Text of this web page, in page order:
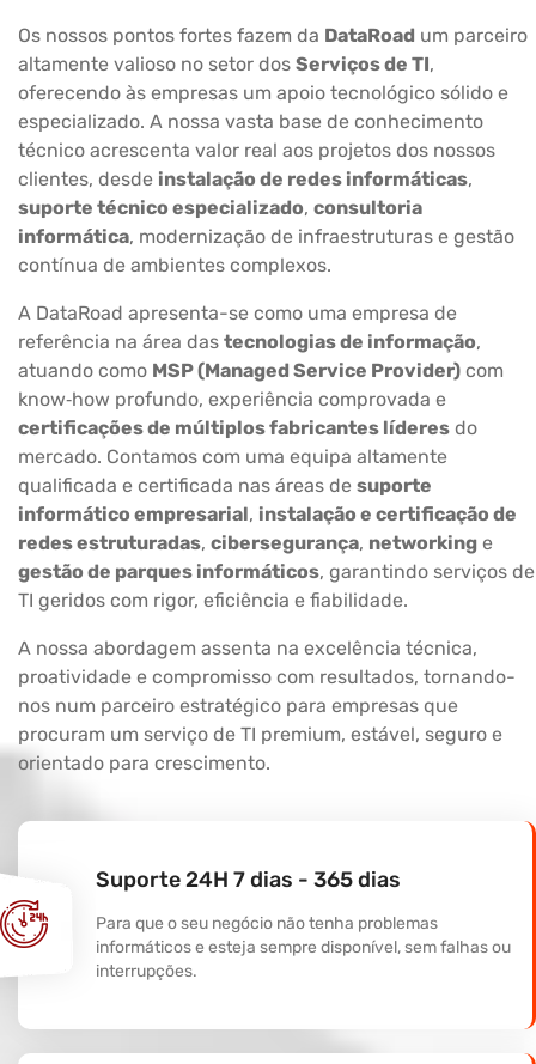
Os nossos pontos fortes fazem da DataRoad um parceiro
altamente valioso no setor dos Serviços de TI,
oferecendo às empresas um apoio tecnológico sólido e
especializado. A nossa vasta base de conhecimento
técnico acrescenta valor real aos projetos dos nossos
clientes, desde instalação de redes informáticas,
suporte técnico especializado, consultoria
informática, modernização de infraestruturas e gestão
contínua de ambientes complexos.
A DataRoad apresenta-se como uma empresa de
referência na área das tecnologias de informação,
atuando como MSP (Managed Service Provider) com
know‑how profundo, experiência comprovada e
certificações de múltiplos fabricantes líderes do
mercado. Contamos com uma equipa altamente
qualificada e certificada nas áreas de suporte
informático empresarial, instalação e certificação de
redes estruturadas, cibersegurança, networking e
gestão de parques informáticos, garantindo serviços de
TI geridos com rigor, eficiência e fiabilidade.
A nossa abordagem assenta na excelência técnica,
proatividade e compromisso com resultados, tornando-
nos num parceiro estratégico para empresas que
procuram um serviço de TI premium, estável, seguro e
orientado para crescimento.
Suporte 24H 7 dias - 365 dias
Para que o seu negócio não tenha problemas
informáticos e esteja sempre disponível, sem falhas ou
interrupções.